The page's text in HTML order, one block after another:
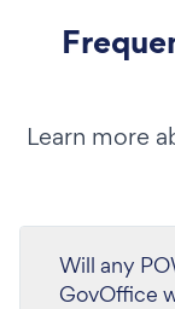
Learn more
Will any
GovOffice